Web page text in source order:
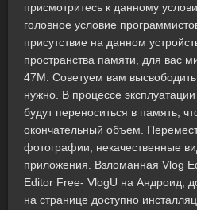
присмотритесь к данному
головное условие
присутствие на данном
пространства памяти, для вас
47M. Советуем вам
нужно. В процессе
будут переноситься в память,
окончательный объем.
фотографии, некачественные
приложения. Взломанная Vlog
Editor Free- VlogU на Андроид,
на странице доступно